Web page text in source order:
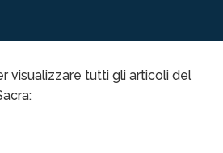
visualizzare tutti gli articoli del